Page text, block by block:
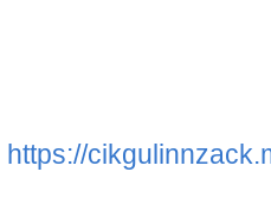
https://